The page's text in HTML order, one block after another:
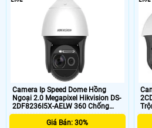
Camera Ip Speed Dome Hồng
Ngoại 2.0 Megapixel Hikvision DS-
2DF8236I5X-AELW 360 Chống
Trộm
Giá Bán: 30%